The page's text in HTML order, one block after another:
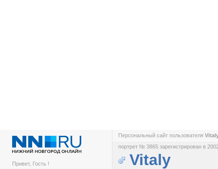
Привет, Гость !
Персональный сайт пользователя
портрет № 3865 зарегистрирован в
Vitaly